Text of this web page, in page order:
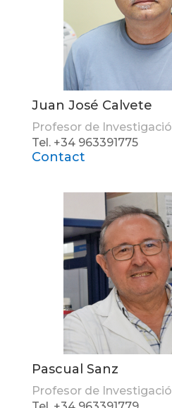
Juan José Calvete
Profesor de
Tel. +34 963391775
Contact
Pascual Sanz
Profesor de